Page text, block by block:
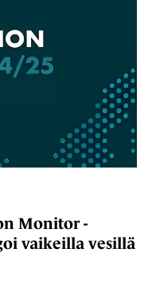
Monitor -
vaikeilla vesillä